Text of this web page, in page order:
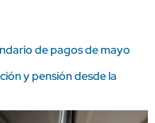
de pagos de mayo
y pensión desde la